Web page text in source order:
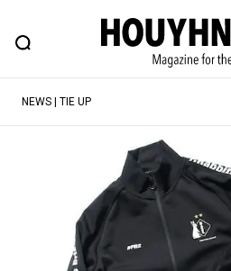
FEATURE BLOG
ヒップなファッション、カルチャー、ラ
#SHOPPING ADDICT #憧
#ESSENTIAL DESIGNS #古
#NEW VINTAGE #マイナー
NEWS | TIE UP